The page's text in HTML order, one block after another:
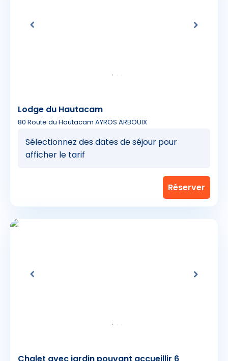
Lodge du Hautacam
80 Route du Hautacam AYROS ARBOUIX
Sélectionnez des dates de séjour pour
afficher le tarif